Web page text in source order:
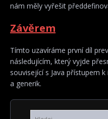
nám měly vyřešit
Závěrem
Tímto uzavíráme první díl
následujícím, který vyjde
související s Java přístupem
a generik.